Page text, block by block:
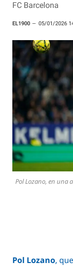
FC Barcelona
EL1900 05/01/2026
Pol Lozano, en una
Pol Lozano,